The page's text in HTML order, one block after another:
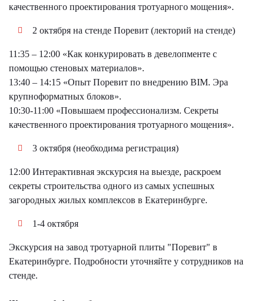
качественного проектирования тротуарного мощения».
2 октября на стенде Поревит (лекторий на стенде)
11:35 – 12:00 «Как конкурировать в девелопменте с
помощью стеновых материалов».
13:40 – 14:15 «Опыт Поревит по внедрению BIM. Эра
крупноформатных блоков».
10:30-11:00 «Повышаем профессионализм. Секреты
качественного проектирования тротуарного мощения».
3 октября (необходима регистрация)
12:00 Интерактивная экскурсия на выезде, раскроем
секреты строительства одного из самых успешных
загородных жилых комплексов в Екатеринбурге.
1-4 октября
Экскурсия на завод тротуарной плиты "Поревит" в
Екатеринбурге. Подробности уточняйте у сотрудников на
стенде.